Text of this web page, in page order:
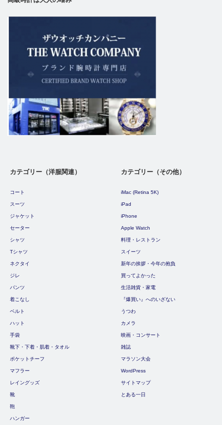
カテゴリー（洋服関連）
コート
スーツ
ジャケット
セーター
シャツ
Tシャツ
ネクタイ
ジレ
パンツ
着こなし
ベルト
ハット
手袋
靴下・下着・肌着・タオル
ポケットチーフ
マフラー
レイングッズ
靴
鞄
ハンガー
カテゴリー（その他）
iMac (Retina 5K)
iPad
iPhone
Apple Watch
料理・レストラン
スイーツ
新年の挨拶・今年の抱負
買ってよかった
生活雑貨・家電
『爆買い』へのいざない
うつわ
カメラ
映画・コンサート
雑誌
マラソン大会
WordPress
サイトマップ
とある一日